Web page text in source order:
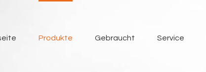
Produkte Gebraucht Service